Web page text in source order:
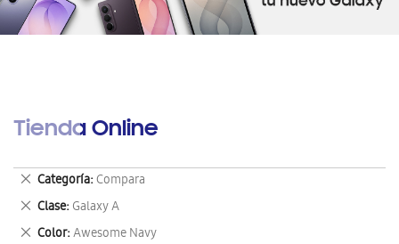
Tienda Online
Categoría Compara
Eliminar
este
artículo
Clase Galaxy A
Eliminar
este
Color Awesome Navy
Eliminar